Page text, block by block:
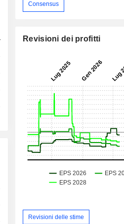
Consensus
Revisioni dei profitti
Revisioni delle stime